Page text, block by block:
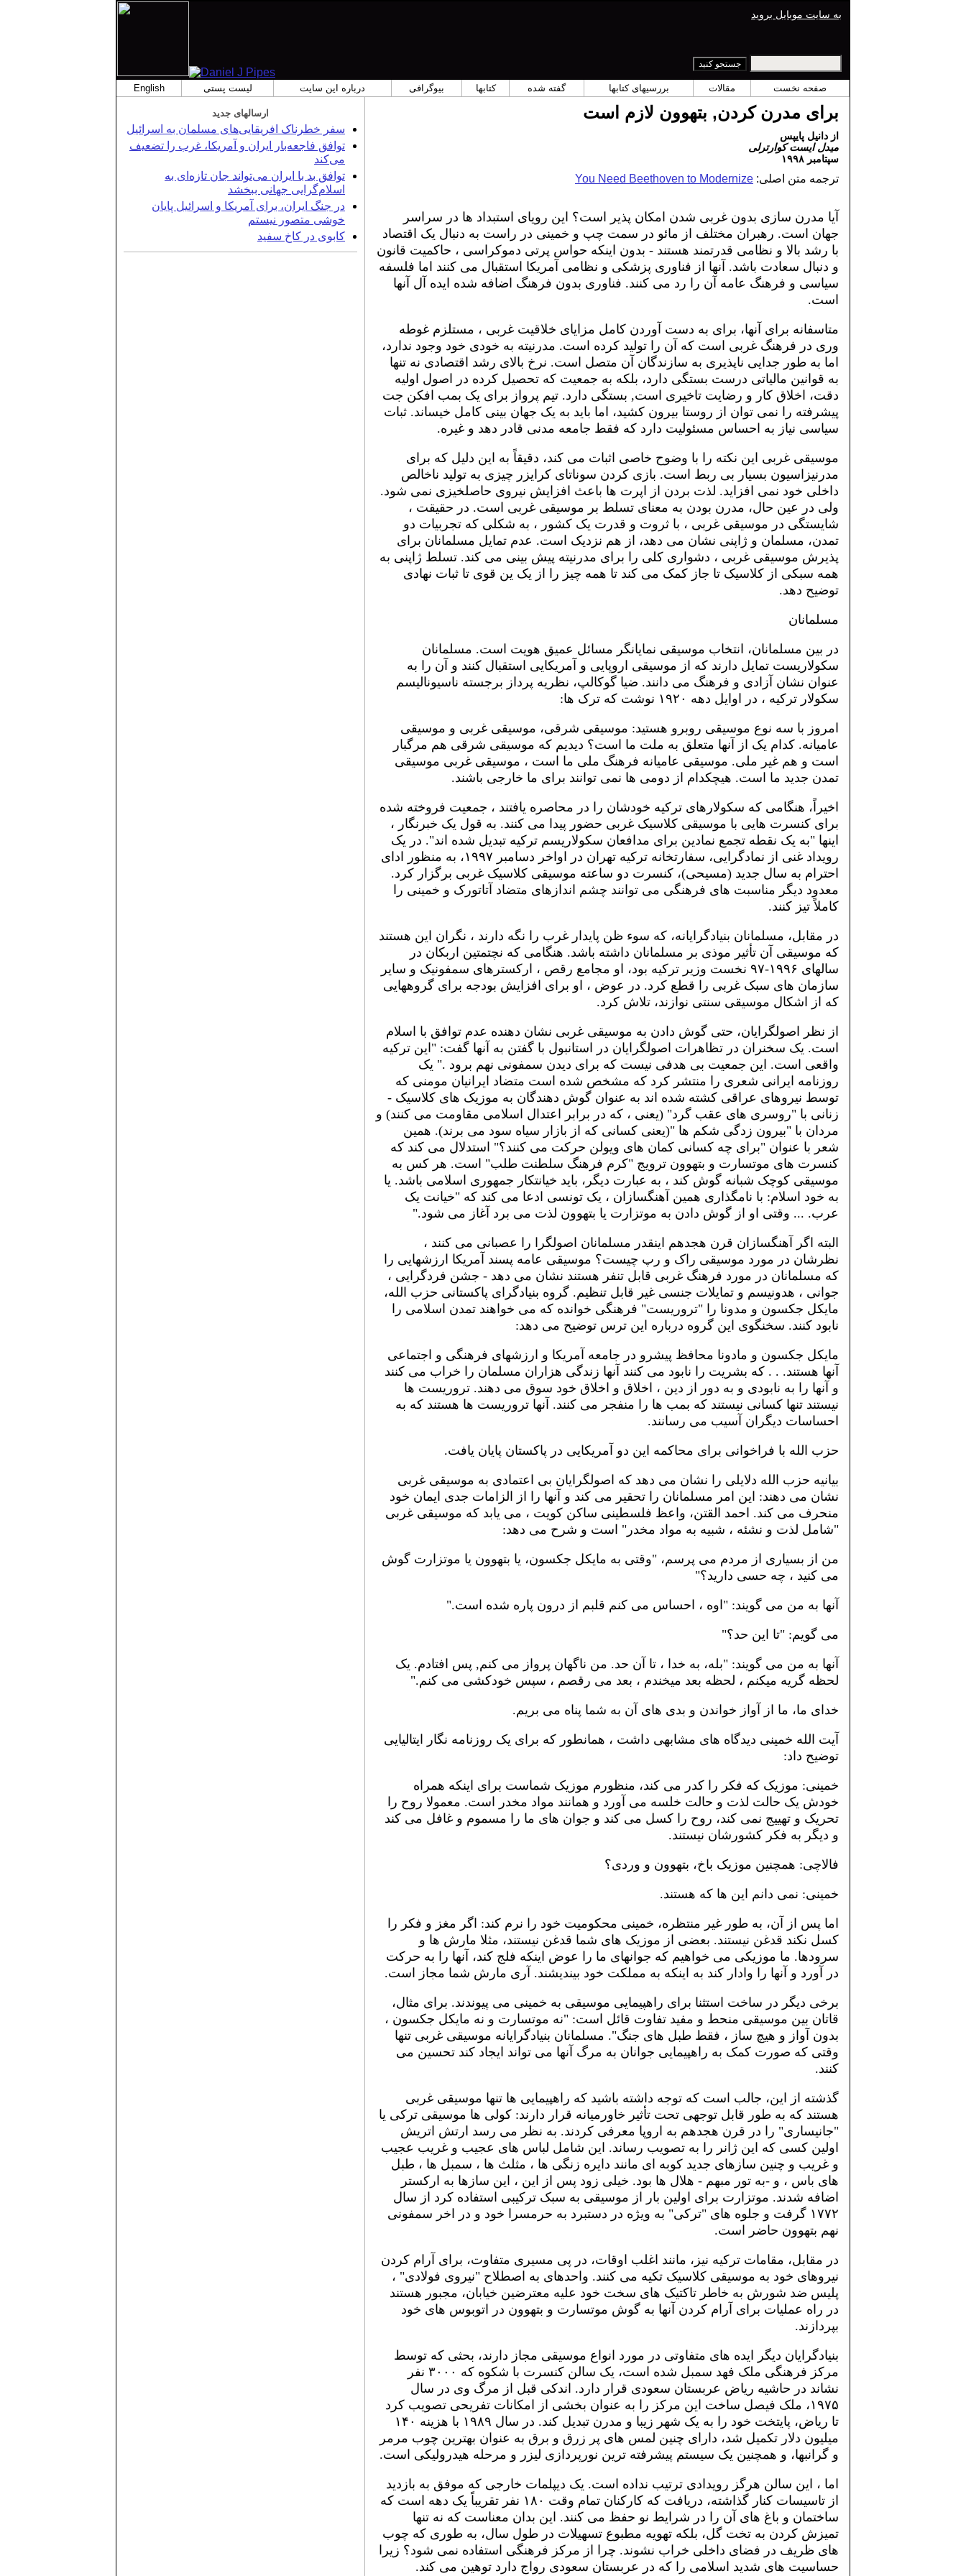
به سایت موبایل بروید
صفحه نخست مقالات بررسیهای کتابها گفته شده کتابها بیوگرافی درباره این سایت لیست پستی English
برای مدرن کردن, بتهوون لازم است
از دانیل پایپس
میدل ایست کوارترلی
سپتامبر ١٩٩٨
ترجمه متن اصلی: You Need Beethoven to Modernize
آیا مدرن سازی بدون غربی شدن امکان پذیر است؟ این رویای استبداد ها در سراسر
جهان است. رهبران مختلف از مائو در سمت چپ و خمینی در راست به دنبال یک اقتصاد
با رشد بالا و نظامی قدرتمند هستند - بدون اینکه حواس پرتی دموکراسی ، حاکمیت قانون
و دنبال سعادت باشد. آنها از فناوری پزشکی و نظامی آمریکا استقبال می کنند اما فلسفه
سیاسی و فرهنگ عامه آن را رد می كنند. فناوری بدون فرهنگ اضافه شده ایده آل آنها
است.
متاسفانه برای آنها، برای به دست آوردن کامل مزایای خلاقیت غربی ، مستلزم غوطه
وری در فرهنگ غربی است که آن را تولید کرده است. مدرنیته به خودی خود وجود ندارد،
اما به طور جدایی ناپذیری به سازندگان آن متصل است. نرخ بالای رشد اقتصادی نه تنها
به قوانین مالیاتی درست بستگی دارد، بلکه به جمعیت که تحصیل کرده در اصول اولیه
دقت، اخلاق کار و رضایت تاخیری است, بستگی دارد. تیم پرواز برای یک بمب افکن جت
پیشرفته را نمی توان از روستا بیرون کشید، اما باید به یک جهان بینی کامل خیساند. ثبات
سیاسی نیاز به احساس مسئولیت دارد که فقط جامعه مدنی قادر دهد و غیره.
موسیقی غربی این نکته را با وضوح خاصی اثبات می کند، دقیقاً به این دلیل که برای
مدرنیزاسیون بسیار بی ربط است. بازی کردن سوناتای کرایزر چیزی به تولید ناخالص
داخلی خود نمی افزاید. لذت بردن از اپرت ها باعث افزایش نیروی حاصلخیزی نمی شود.
ولی در عین حال، مدرن بودن به معنای تسلط بر موسیقی غربی است. در حقیقت ،
شایستگی در موسیقی غربی ، با ثروت و قدرت یک کشور ، به شکلی که تجربیات دو
تمدن، مسلمان و ژاپنی نشان می دهد، از هم نزدیک است. عدم تمایل مسلمانان برای
پذیرش موسیقی غربی ، دشواری کلی را برای مدرنیته پیش بینی می کند. تسلط ژاپنی به
همه سبکی از کلاسیک تا جاز کمک می کند تا همه چیز را از یک ین قوی تا ثبات نهادی
توضیح دهد.
مسلمانان
در بین مسلمانان، انتخاب موسیقی نمایانگر مسائل عمیق هویت است. مسلمانان
سکولاریست تمایل دارند که از موسیقی اروپایی و آمریکایی استقبال کنند و آن را به
عنوان نشان آزادی و فرهنگ می دانند. ضیا گوکالپ، نظریه پرداز برجسته ناسیونالیسم
سکولار ترکیه ، در اوایل دهه ۱۹۲۰ نوشت که ترک ها:
امروز با سه نوع موسیقی روبرو هستید: موسیقی شرقی، موسیقی غربی و موسیقی
عامیانه. کدام یک از آنها متعلق به ملت ما است؟ دیدیم که موسیقی شرقی هم مرگبار
است و هم غیر ملی. موسیقی عامیانه فرهنگ ملی ما است ، موسیقی غربی موسیقی
تمدن جدید ما است. هیچکدام از دومی ها نمی توانند برای ما خارجی باشند.
اخیراً، هنگامی که سکولارهای ترکیه خودشان را در محاصره یافتند ، جمعیت فروخته شده
برای کنسرت هایی با موسیقی کلاسیک غربی حضور پیدا می کنند. به قول یک خبرنگار ،
اینها "به یک نقطه تجمع نمادین برای مدافعان سکولاریسم ترکیه تبدیل شده اند". در یک
رویداد غنی از نمادگرایی، سفارتخانه ترکیه تهران در اواخر دسامبر ۱۹۹۷، به منظور ادای
احترام به سال جدید (مسیحی)، کنسرت دو ساعته موسیقی کلاسیک غربی برگزار کرد.
معدود دیگر مناسبت های فرهنگی می توانند چشم اندازهای متضاد آتاتورک و خمینی را
کاملاً تیز کنند.
در مقابل، مسلمانان بنیادگرایانه، که سوء ظن پایدار غرب را نگه دارند ، نگران این هستند
که موسیقی آن تأثیر موذی بر مسلمانان داشته باشد. هنگامی که نچتمتین اربکان در
سالهای ۱۹۹۶-۹۷ نخست وزیر ترکیه بود، او مجامع رقص ، ارکسترهای سمفونیک و سایر
سازمان های سبک غربی را قطع کرد. در عوض ، او برای افزایش بودجه برای گروههایی
که از اشکال موسیقی سنتی نوازند، تلاش کرد.
از نظر اصولگرایان، حتی گوش دادن به موسیقی غربی نشان دهنده عدم توافق با اسلام
است. یک سخنران در تظاهرات اصولگرایان در استانبول با گفتن به آنها گفت: "این ترکیه
واقعی است. این جمعیت بی هدفی نیست که برای دیدن سمفونی نهم برود ." یک
روزنامه ایرانی شعری را منتشر کرد که مشخص شده است متضاد ایرانیان مومنی که
توسط نیروهای عراقی کشته شده اند به عنوان گوش دهندگان به موزیک های کلاسیک -
زنانی با "روسری های عقب گرد" (یعنی ، که در برابر اعتدال اسلامی مقاومت می کنند) و
مردان با "بیرون زدگی شکم ها "(یعنی کسانی که از بازار سیاه سود می برند). همین
شعر با عنوان "برای چه کسانی کمان های ویولن حرکت می کنند؟" استدلال می کند که
کنسرت های موتسارت و بتهوون ترویج "کرم فرهنگ سلطنت طلب" است. هر کس به
موسیقی کوچک شبانه گوش کند ، به عبارت دیگر، باید خیانتکار جمهوری اسلامی باشد. یا
به خود اسلام: با نامگذاری همین آهنگسازان ، یک تونسی ادعا می کند که "خیانت یک
عرب. ... وقتی او از گوش دادن به موتزارت یا بتهوون لذت می برد آغاز می شود."
البته اگر آهنگسازان قرن هجدهم اینقدر مسلمانان اصولگرا را عصبانی می کنند ،
نظرشان در مورد موسیقی راک و رپ چیست؟ موسیقی عامه پسند آمریکا ارزشهایی را
كه مسلمانان در مورد فرهنگ غربی قابل تنفر هستند نشان می دهد - جشن فردگرایی ،
جوانی ، هدونیسم و ​​تمایلات جنسی غیر قابل تنظیم. گروه بنیادگرای پاکستانی حزب الله،
مایکل جکسون و مدونا را "تروریست" فرهنگی خوانده که می خواهند تمدن اسلامی را
نابود کنند. سخنگوی این گروه درباره این ترس توضیح می دهد:
مایکل جکسون و مادونا محافظ پیشرو در جامعه آمریکا و ارزشهای فرهنگی و اجتماعی
آنها هستند. . . که بشریت را نابود می کنند آنها زندگی هزاران مسلمان را خراب می کنند
و آنها را به نابودی و به دور از دین ، ​​اخلاق و اخلاق خود سوق می دهند. تروریست ها
نیستند تنها کسانی نیستند که بمب ها را منفجر می کنند. آنها تروریست ها هستند که به
احساسات دیگران آسیب می رسانند.
حزب الله با فراخوانی برای محاکمه این دو آمریکایی در پاکستان پایان یافت.
بیانیه حزب الله دلایلی را نشان می دهد که اصولگرایان بی اعتمادی به موسیقی غربی
نشان می دهند: این امر مسلمانان را تحقیر می کند و آنها را از الزامات جدی ایمان خود
منحرف می کند. احمد القتن، واعظ فلسطینی ساکن کویت ، می یابد که موسیقی غربی
"شامل لذت و نشئه ، شبیه به مواد مخدر" است و شرح می دهد:
من از بسیاری از مردم می پرسم، "وقتی به مایکل جکسون، یا بتهوون یا موتزارت گوش
می کنید ، چه حسی دارید؟"
آنها به من می گویند: "اوه ، احساس می کنم قلبم از درون پاره شده است."
می گویم: "تا این حد؟"
آنها به من می گویند: "بله، به خدا ، تا آن حد. من ناگهان پرواز می کنم, پس افتادم. یک
لحظه گریه میکنم ، لحظه بعد میخندم ، بعد می رقصم ، سپس خودکشی می کنم."
خدای ما، ما از آواز خواندن و بدی های آن به شما پناه می بریم.
آیت الله خمینی دیدگاه های مشابهی داشت ، همانطور که برای یک روزنامه نگار ایتالیایی
توضیح داد:
خمینی: موزیک که فکر را کدر می کند، منظورم موزیک شماست برای اینکه همراه
خودش یک حالت لذت و حالت خلسه می آورد و همانند مواد مخدر است. معمولا روح را
تحریک و تهییج نمی کند، روح را کسل می کند و جوان های ما را مسموم و غافل می کند
و دیگر به فکر کشورشان نیستند.
فالاچی: همچنین موزیک باخ، بتهوون و وردی؟
خمینی: نمی دانم این ها که هستند.
اما پس از آن، به طور غیر منتظره، خمینی محکومیت خود را نرم کند: اگر مغز و فکر را
کسل نکند قدغن نیستند. بعضی از موزیک های شما قدغن نیستند، مثلا مارش ها و
سرودها. ما موزیکی می خواهیم که جوانهای ما را عوض اینکه فلج کند، آنها را به حرکت
در آورد و آنها را وادار کند به اینکه به مملکت خود بیندیشند. آری مارش شما مجاز است.
برخی دیگر در ساخت استثنا برای راهپیمایی موسیقی به خمینی می پیوندند. برای مثال،
قاتان بین موسیقی منحط و مفید تفاوت قائل است: "نه موتسارت و نه مایکل جکسون ،
بدون آواز و هیچ ساز ، فقط طبل های جنگ". مسلمانان بنیادگرایانه موسیقی غربی تنها
وقتی که صورت کمک به راهپیمایی جوانان به مرگ آنها می تواند ایجاد کند تحسین می
کنند.
گذشته از این، جالب است که توجه داشته باشید که راهپیمایی ها تنها موسیقی غربی
هستند که به طور قابل توجهی تحت تأثیر خاورمیانه قرار دارند: کولی ها موسیقی ترکی یا
"جانیساری" را در قرن هجدهم به اروپا معرفی کردند. به نظر می رسد ارتش اتریش
اولین کسی که این ژانر را به تصویب رساند. این شامل لباس های عجیب و غریب عجیب
و غریب و چنین سازهای جدید کوبه ای مانند دایره زنگی ها ، مثلث ها ، سمبل ها ، طبل
های باس ، و -به تور مبهم - هلال ها بود. خیلی زود پس از این ، این سازها به ارکستر
اضافه شدند. موتزارت برای اولین بار از موسیقی به سبک ترکیبی استفاده کرد از سال
۱۷۷۲ گرفت و جلوه های "ترکی" به ویژه در دستبرد به حرمسرا خود و در اخر سمفونی
نهم بتهوون حاضر است.
در مقابل، مقامات ترکیه نیز، مانند اغلب اوقات، در پی مسیری متفاوت، برای آرام کردن
نیروهای خود به موسیقی کلاسیک تکیه می کنند. واحدهای به اصطلاح "نیروی فولادی" ،
پلیس ضد شورش به خاطر تاکتیک های سخت خود علیه معترضین خیابان، مجبور هستند
در راه عملیات برای آرام کردن آنها به گوش موتسارت و بتهوون در اتوبوس های خود
بپردازند.
بنیادگرایان دیگر ایده های متفاوتی در مورد انواع موسیقی مجاز دارند، بحثی که توسط
مرکز فرهنگی ملک فهد سمبل شده است، یک سالن کنسرت با شکوه که ۳۰۰۰ نفر
نشاند در حاشیه ریاض عربستان سعودی قرار دارد. اندکی قبل از مرگ وی در سال
۱۹۷۵، ملک فیصل ساخت این مرکز را به عنوان بخشی از امکانات تفریحی تصویب کرد
تا ریاض، پایتخت خود را به یک شهر زیبا و مدرن تبدیل کند. در سال ۱۹۸۹ با هزینه ۱۴۰
میلیون دلار تکمیل شد، دارای چنین لمس های پر زرق و برق به عنوان بهترین چوب مرمر
و گرانبها، و همچنین یک سیستم پیشرفته ترین نورپردازی لیزر و مرحله هیدرولیکی است.
اما ، این سالن هرگز رویدادی ترتیب نداده است. یک دیپلمات خارجی که موفق به بازدید
از تاسیسات کنار گذاشته، دریافت که کارکنان تمام وقت ۱۸۰ نفر تقریباً یک دهه است که
ساختمان و باغ های آن را در شرایط نو حفظ می کنند. این بدان معناست که نه تنها
تمیزش کردن به تخت گل، بلکه تهویه مطبوع تسهیلات در طول سال، به طوری که چوب
های ظریف در فضای داخلی خراب نشوند. چرا از مرکز فرهنگی استفاده نمی شود؟ زیرا
حساسیت های شدید اسلامی را که در عربستان سعودی رواج دارد توهین می کند.
ارسالهای جدید
سفر خطرناک افریقایی‌های مسلمان به اسرائیل
توافق فاجعه‌بار ایران و آمریکا، غرب را تضعیف
می‌کند
توافق بد با ایران می‌تواند جان تازه‌ای به
اسلام‌گرایی جهانی ببخشد
در جنگ ایران، برای آمریکا و اسرائیل پایان
خوشی متصور نیستم
کابوی در کاخ سفید